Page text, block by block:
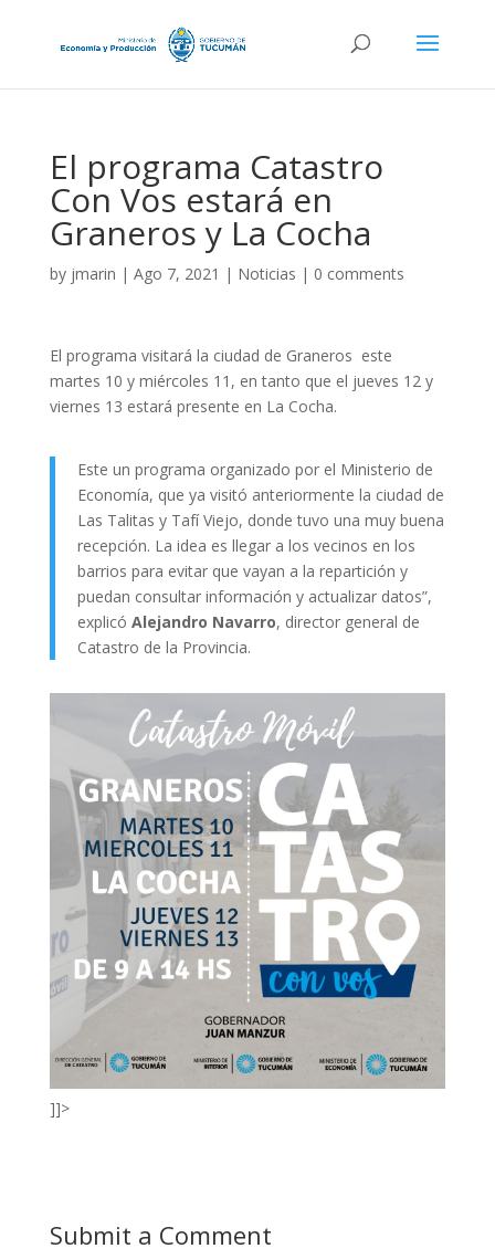
El programa Catastro
Con Vos estará en
Graneros y La Cocha
by jmarin | Ago 7, 2021 | Noticias | 0 comments
El programa visitará la ciudad de Graneros este
martes 10 y miércoles 11, en tanto que el jueves 12 y
viernes 13 estará presente en La Cocha.
Este un programa organizado por el Ministerio de
Economía, que ya visitó anteriormente la ciudad de
Las Talitas y Tafí Viejo, donde tuvo una muy buena
recepción. La idea es llegar a los vecinos en los
barrios para evitar que vayan a la repartición y
puedan consultar información y actualizar datos”,
explicó Alejandro Navarro, director general de
Catastro de la Provincia.
]]>
Submit a Comment